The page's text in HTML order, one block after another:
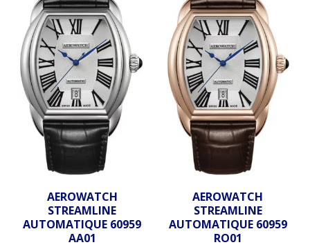
AEROWATCH
STREAMLINE
AUTOMATIQUE 60959
AA01
AEROWATCH
STREAMLINE
AUTOMATIQUE 60959
RO01